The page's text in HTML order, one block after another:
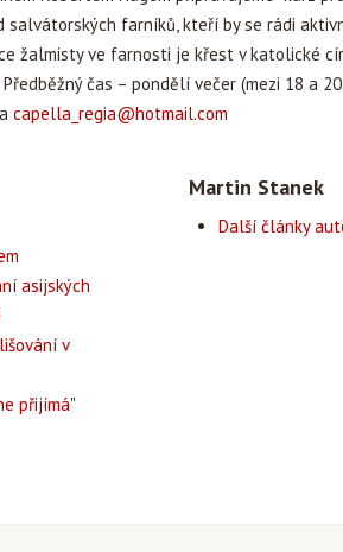
salvátorských farníků, kteří by se rádi
žalmisty ve farnosti je křest v katolické
čas – pondělí večer (mezi 18 a
capella_regia@hotmail.com
asijských
v
přijímá"
Martin Stanek
Další články